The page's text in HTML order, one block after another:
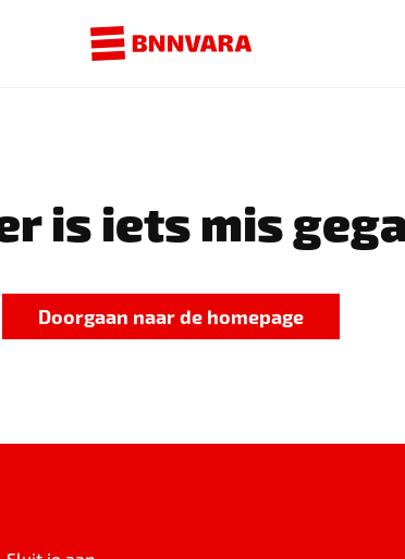
is iets mis
Doorgaan naar de homepage